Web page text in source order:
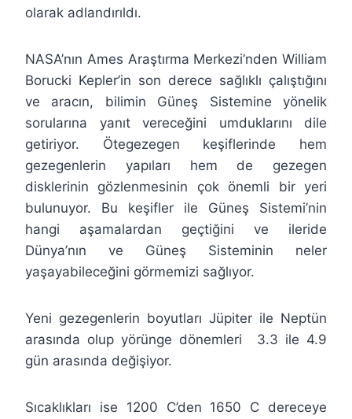
olarak adlandırıldı.
NASA’nın Ames Araştırma Merkezi’nden William
Borucki Kepler’in son derece sağlıklı çalıştığını
ve aracın, bilimin Güneş Sistemine yönelik
sorularına yanıt vereceğini umduklarını dile
getiriyor. Ötegezegen keşiflerinde hem
gezegenlerin yapıları hem de gezegen
disklerinin gözlenmesinin çok önemli bir yeri
bulunuyor. Bu keşifler ile Güneş Sistemi’nin
hangi aşamalardan geçtiğini ve ileride
Dünya’nın ve Güneş Sisteminin neler
yaşayabileceğini görmemizi sağlıyor.
Yeni gezegenlerin boyutları Jüpiter ile Neptün
arasında olup yörünge dönemleri 3.3 ile 4.9
gün arasında değişiyor.
Sıcaklıkları ise 1200 C’den 1650 C dereceye